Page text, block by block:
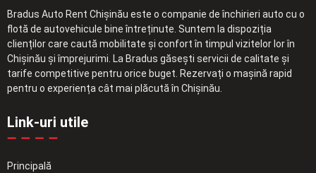
Bradus Auto Rent Chișinău este o companie de închirieri auto cu o
flotă de autovehicule bine întreținute. Suntem la dispoziția
clienților care caută mobilitate și confort în timpul vizitelor lor în
Chișinău și împrejurimi. La Bradus găsești servicii de calitate și
tarife competitive pentru orice buget. Rezervați o mașină rapid
pentru o experiența cât mai plăcută în Chișinău.
Link-uri utile
Principală